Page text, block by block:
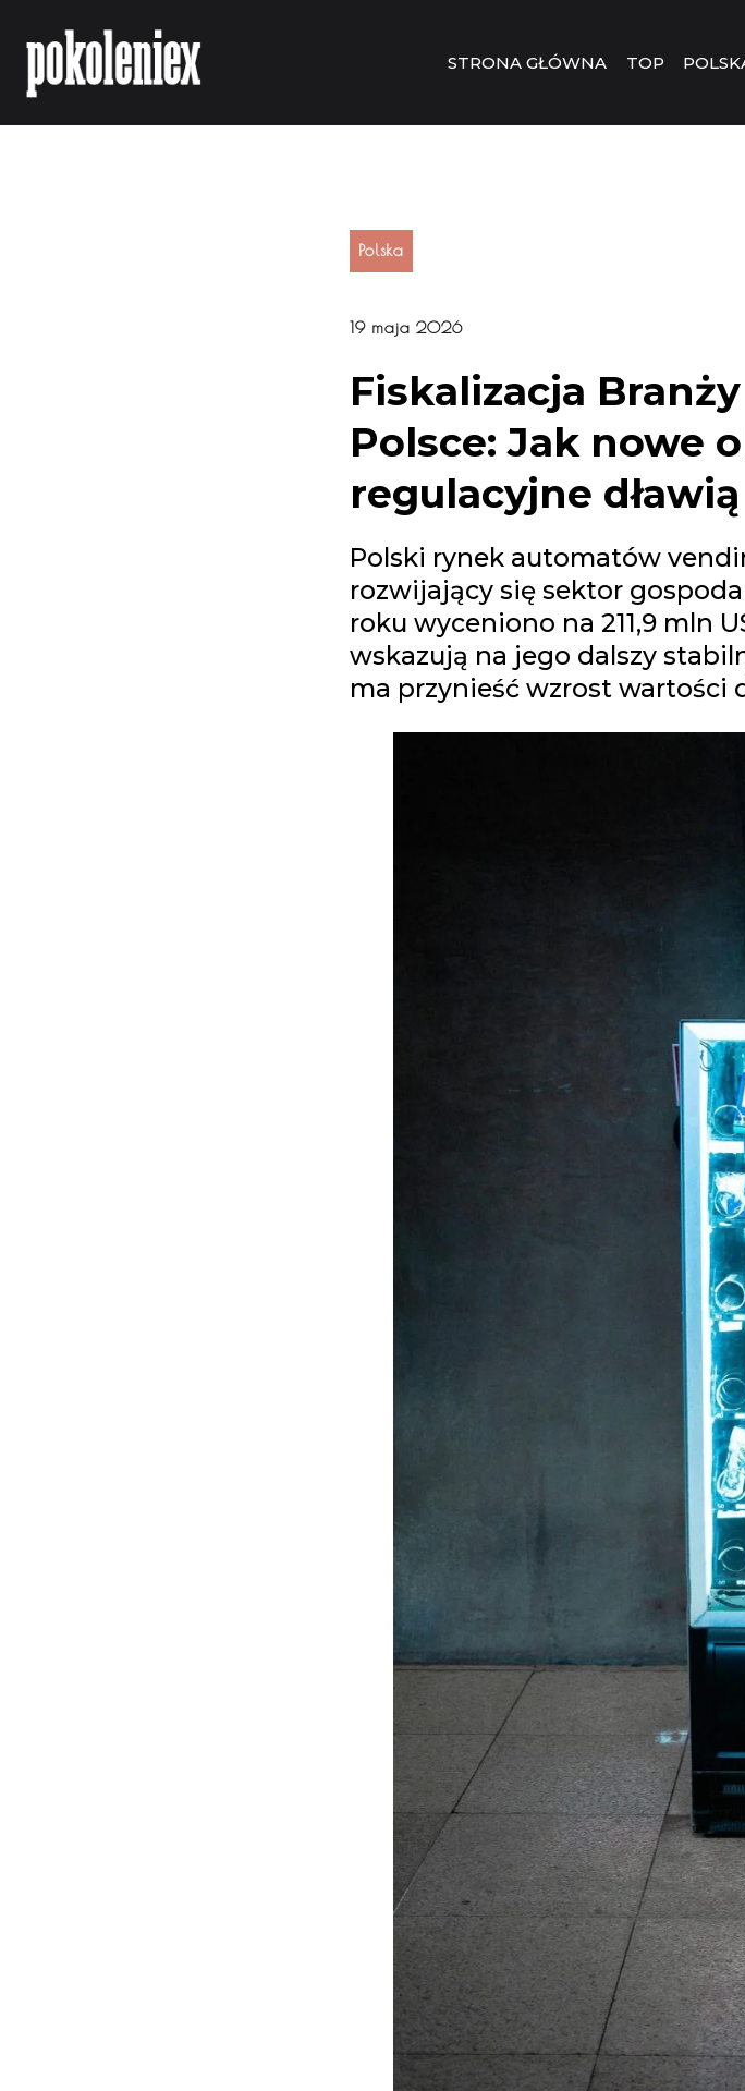
STRONA GŁÓWNA TOP
Polska
19 maja 2026
Fiskalizacja
Polsce: Jak nowe
regulacyjne
Polski rynek automatów
rozwijający się sektor
roku wyceniono na 211,9 mln
wskazują na jego dalszy
ma przynieść wzrost wartości